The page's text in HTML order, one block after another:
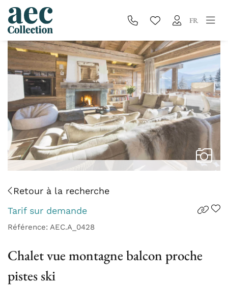
FR
Retour à la recherche
Tarif sur demande
Référence: AEC.A_0428
Chalet vue montagne balcon proche
pistes ski